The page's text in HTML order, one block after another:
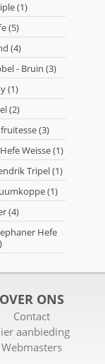
(1)
(5)
(4)
- Bruin (3)
(1)
(2)
(3)
Weisse (1)
Tripel (1)
(1)
(4)
Hefe
OVER ONS
Contact
aanbieding
Webmasters